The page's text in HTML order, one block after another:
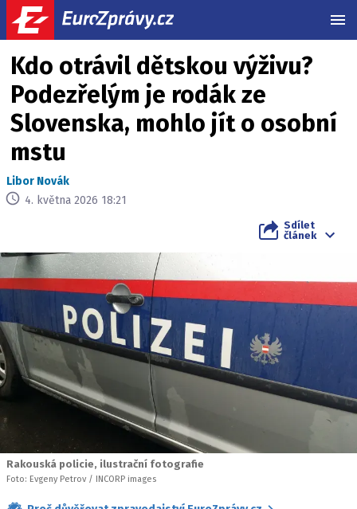
Kdo otrávil dětskou výživu?
Podezřelým je rodák ze
Slovenska, mohlo jít o osobní
mstu
Libor Novák
4. května 2026 18:21
Sdílet
článek
Rakouská policie, ilustrační fotografie
Foto: Evgeny Petrov / INCORP images